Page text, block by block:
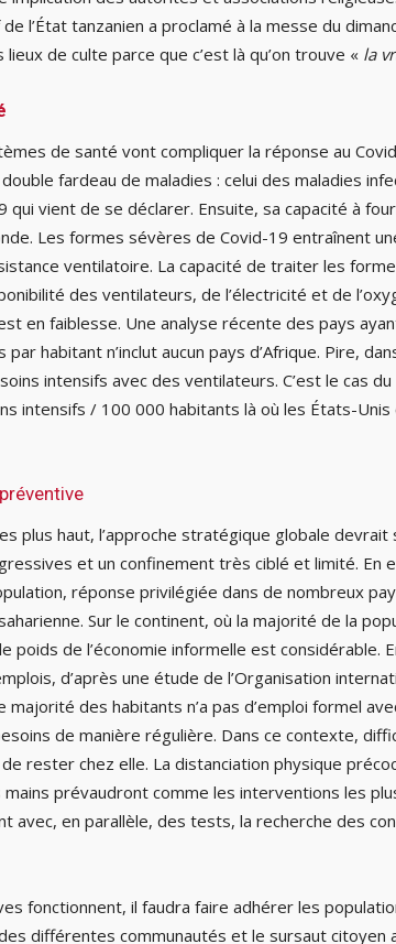
l’État tanzanien a proclamé à la messe du
de culte parce que c’est là qu’on trouve « la
de santé vont compliquer la réponse au
fardeau de maladies : celui des maladies
qui vient de se déclarer. Ensuite, sa capacité à
Les formes sévères de Covid-19 entraînent
ventilatoire. La capacité de traiter les
des ventilateurs, de l’électricité et de
en faiblesse. Une analyse récente des pays
habitant n’inclut aucun pays d’Afrique. Pire,
intensifs avec des ventilateurs. C’est le cas du
intensifs / 100 000 habitants là où les États-
plus haut, l’approche stratégique globale devrait
et un confinement très ciblé et limité. En
réponse privilégiée dans de nombreux
Sur le continent, où la majorité de la
poids de l’économie informelle est considérable.
d’après une étude de l’Organisation
des habitants n’a pas d’emploi formel
de manière régulière. Dans ce contexte,
rester chez elle. La distanciation physique
prévaudront comme les interventions les
avec, en parallèle, des tests, la recherche des
fonctionnent, il faudra faire adhérer les
différentes communautés et le sursaut citoyen